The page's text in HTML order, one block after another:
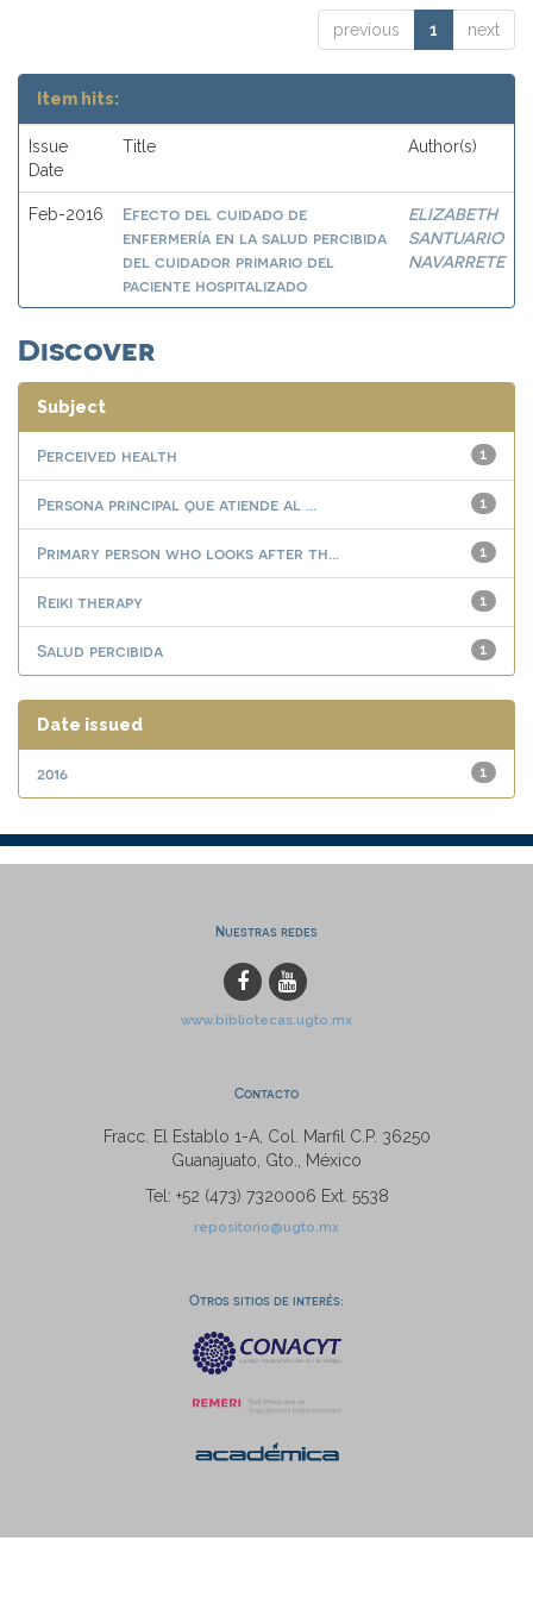
previous 1 next
Item hits:
Issue
Date
Title Author(s)
Feb-2016
Efecto del cuidado de
enfermería en la salud percibida
del cuidador primario del
paciente hospitalizado
ELIZABETH
SANTUARIO
NAVARRETE
Discover
Subject
1
Perceived health
1
Persona principal que atiende al ...
1
Primary person who looks after th...
1
Reiki therapy
1
Salud percibida
Date issued
1
2016
Nuestras redes
www.bibliotecas.ugto.mx
Contacto
Fracc. El Establo 1-A, Col. Marfil C.P. 36250
Guanajuato, Gto., México
Tel: +52 (473) 7320006 Ext. 5538
repositorio@ugto.mx
Otros sitios de interés: